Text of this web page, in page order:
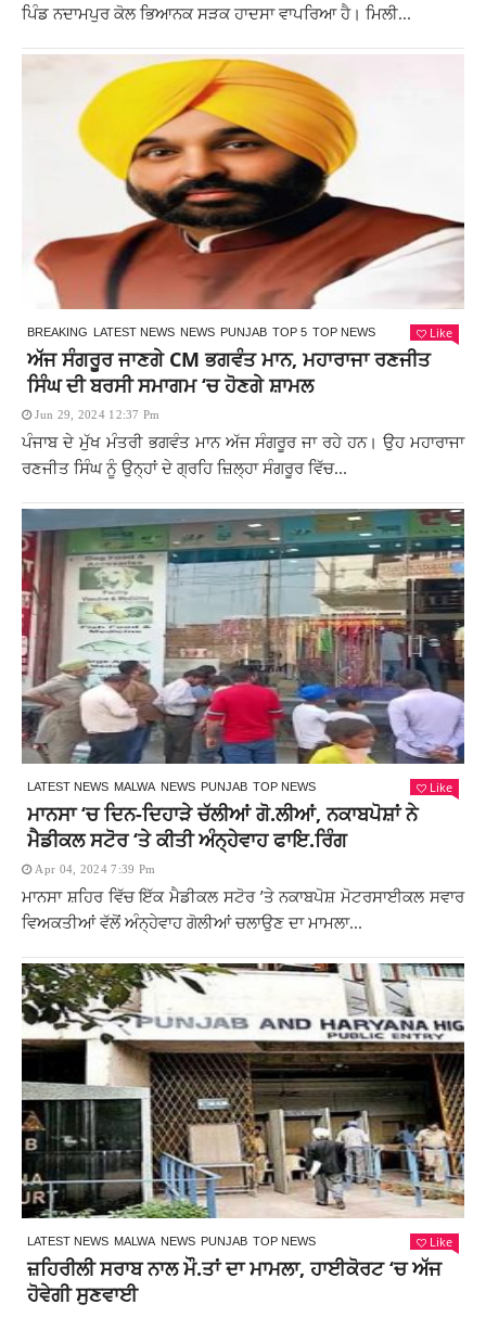
ਪਿੰਡ ਨਦਾਮਪੁਰ ਕੋਲ ਭਿਆਨਕ ਸੜਕ ਹਾਦਸਾ ਵਾਪਰਿਆ ਹੈ। ਮਿਲੀ...
BREAKING LATEST NEWS NEWS PUNJAB TOP 5 TOP NEWS Like
ਅੱਜ ਸੰਗਰੂਰ ਜਾਣਗੇ CM ਭਗਵੰਤ ਮਾਨ, ਮਹਾਰਾਜਾ ਰਣਜੀਤ
ਸਿੰਘ ਦੀ ਬਰਸੀ ਸਮਾਗਮ ‘ਚ ਹੋਣਗੇ ਸ਼ਾਮਲ
Jun 29, 2024 12:37 Pm
ਪੰਜਾਬ ਦੇ ਮੁੱਖ ਮੰਤਰੀ ਭਗਵੰਤ ਮਾਨ ਅੱਜ ਸੰਗਰੂਰ ਜਾ ਰਹੇ ਹਨ। ਉਹ ਮਹਾਰਾਜਾ
ਰਣਜੀਤ ਸਿੰਘ ਨੂੰ ਉਨ੍ਹਾਂ ਦੇ ਗ੍ਰਹਿ ਜ਼ਿਲ੍ਹਾ ਸੰਗਰੂਰ ਵਿੱਚ...
LATEST NEWS MALWA NEWS PUNJAB TOP NEWS Like
ਮਾਨਸਾ ‘ਚ ਦਿਨ-ਦਿਹਾੜੇ ਚੱਲੀਆਂ ਗੋ.ਲੀਆਂ, ਨਕਾਬਪੋਸ਼ਾਂ ਨੇ
ਮੈਡੀਕਲ ਸਟੋਰ ‘ਤੇ ਕੀਤੀ ਅੰਨ੍ਹੇਵਾਹ ਫਾਇ.ਰਿੰਗ
Apr 04, 2024 7:39 Pm
ਮਾਨਸਾ ਸ਼ਹਿਰ ਵਿੱਚ ਇੱਕ ਮੈਡੀਕਲ ਸਟੋਰ ’ਤੇ ਨਕਾਬਪੋਸ਼ ਮੋਟਰਸਾਈਕਲ ਸਵਾਰ
ਵਿਅਕਤੀਆਂ ਵੱਲੋਂ ਅੰਨ੍ਹੇਵਾਹ ਗੋਲੀਆਂ ਚਲਾਉਣ ਦਾ ਮਾਮਲਾ...
LATEST NEWS MALWA NEWS PUNJAB TOP NEWS Like
ਜ਼ਹਿਰੀਲੀ ਸਰਾਬ ਨਾਲ ਮੌ.ਤਾਂ ਦਾ ਮਾਮਲਾ, ਹਾਈਕੋਰਟ ‘ਚ ਅੱਜ
ਹੋਵੇਗੀ ਸੁਣਵਾਈ